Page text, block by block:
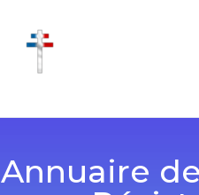
Annuaire